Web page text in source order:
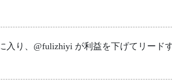
入り、@fulizhiyi が利益を下げてリード